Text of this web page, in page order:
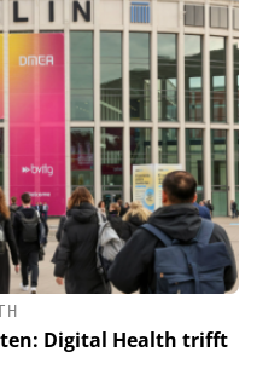
Digital Health trifft